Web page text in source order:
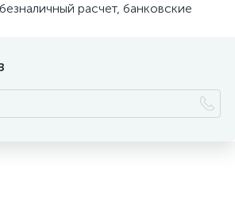
расчет, банковские